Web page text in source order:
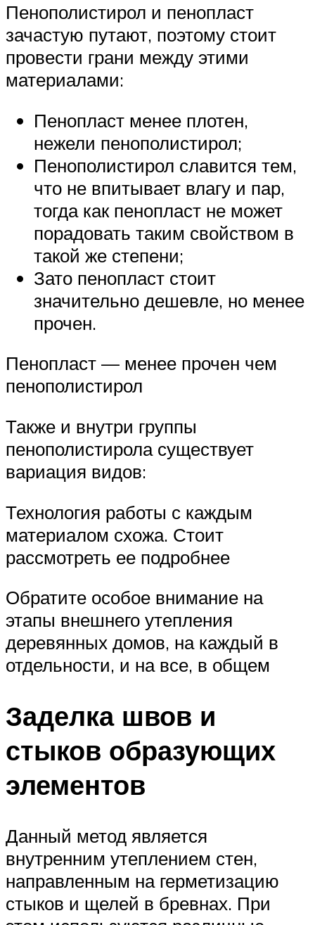
Пенополистирол и пенопласт
зачастую путают, поэтому стоит
провести грани между этими
материалами:
Пенопласт менее плотен,
нежели пенополистирол;
Пенополистирол славится тем,
что не впитывает влагу и пар,
тогда как пенопласт не может
порадовать таким свойством в
такой же степени;
Зато пенопласт стоит
значительно дешевле, но менее
прочен.
Пенопласт — менее прочен чем
пенополистирол
Также и внутри группы
пенополистирола существует
вариация видов:
Технология работы с каждым
материалом схожа. Стоит
рассмотреть ее подробнее
Обратите особое внимание на
этапы внешнего утепления
деревянных домов, на каждый в
отдельности, и на все, в общем
Заделка швов и
стыков образующих
элементов
Данный метод является
внутренним утеплением стен,
направленным на герметизацию
стыков и щелей в бревнах. При